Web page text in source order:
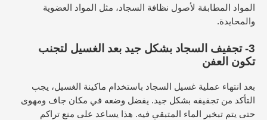
المواد المطابقة لأصول نظافة السجاد، مثل المواد العضوية
والمحايدة.
3- تجفيف السجاد بشكل جيد بعد الغسيل لتجنب
تكون العفن
بعد انتهاء عملية غسيل السجاد باستخدام ماكينة الغسيل، يجب
التأكد من تجفيفه بشكل جيد. يفضل وضعه في مكان جاف ومهوى
حتى يتم تبخير الماء المتبقي فيه. هذا يساعد على منع تراكم